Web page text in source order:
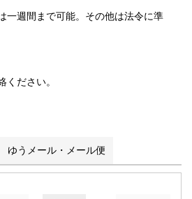
一週間まで可能。その他は法令に準
ください。
ゆうメール・メール便